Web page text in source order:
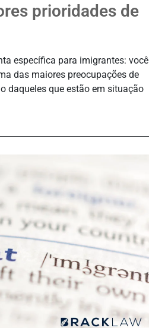
prioridades de
específica para imigrantes: você
das maiores preocupações de
daqueles que estão em situação